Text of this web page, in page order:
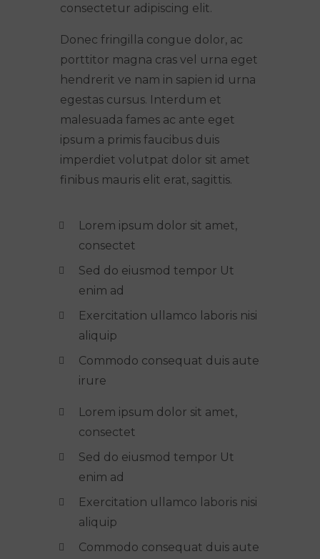
consectetur adipiscing elit.
Donec fringilla congue dolor, ac
porttitor magna cras vel urna eget
hendrerit ve nam in sapien id urna
egestas cursus. Interdum et
malesuada fames ac ante eget
ipsum a primis faucibus duis
imperdiet volutpat dolor sit amet
finibus mauris elit erat, sagittis.
Lorem ipsum dolor sit amet,
consectet
Sed do eiusmod tempor Ut
enim ad
Exercitation ullamco laboris nisi
aliquip
Commodo consequat duis aute
irure
Lorem ipsum dolor sit amet,
consectet
Sed do eiusmod tempor Ut
enim ad
Exercitation ullamco laboris nisi
aliquip
Commodo consequat duis aute